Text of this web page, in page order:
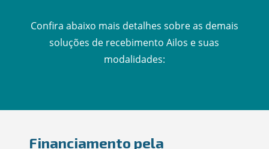
Confira abaixo mais detalhes sobre as demais
soluções de recebimento Ailos e suas
modalidades:
Financiamento pela